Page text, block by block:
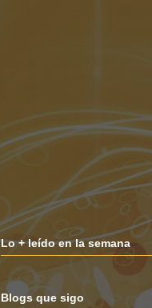
Lo + leído en la semana
Blogs que sigo